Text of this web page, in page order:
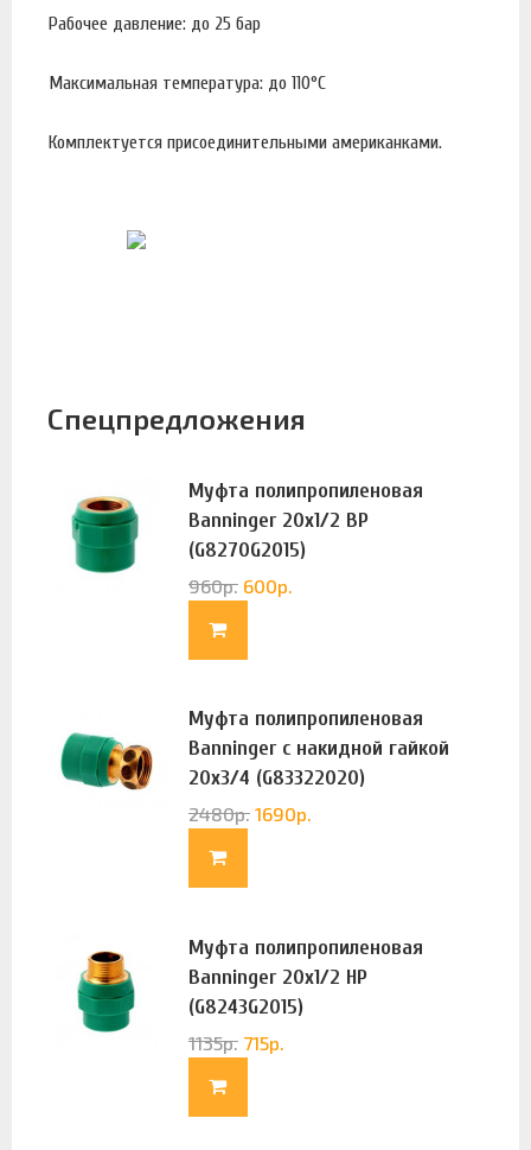
Рабочее давление: до 25 бар
Максимальная температура: до 110°С
Комплектуется присоединительными американками.
Спецпредложения
Муфта полипропиленовая
Banninger 20х1/2 ВР
(G8270G2015)
960р. 600р.
Муфта полипропиленовая
Banninger с накидной гайкой
20х3/4 (G83322020)
2480р. 1690р.
Муфта полипропиленовая
Banninger 20х1/2 НР
(G8243G2015)
1135р. 715р.